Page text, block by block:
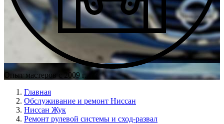
Опыт мастеров с 2009 г.
Главная
Обслуживание и ремонт Ниссан
Ниссан Жук
Ремонт рулевой системы и сход-развал